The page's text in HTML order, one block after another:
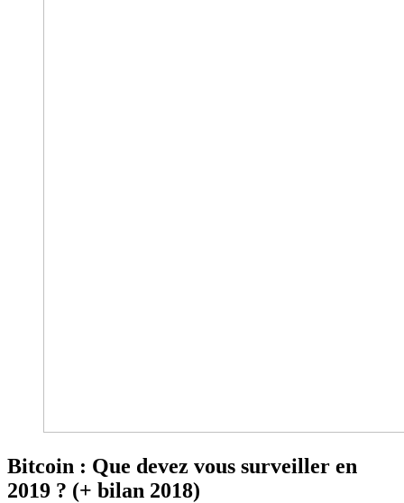
Bitcoin : Que devez vous surveiller en
2019 ? (+ bilan 2018)